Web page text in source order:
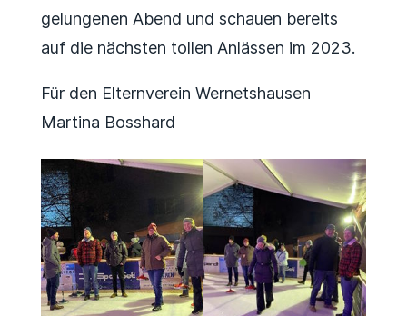
gelungenen Abend und schauen bereits
auf die nächsten tollen Anlässen im 2023.
Für den Elternverein Wernetshausen
Martina Bosshard